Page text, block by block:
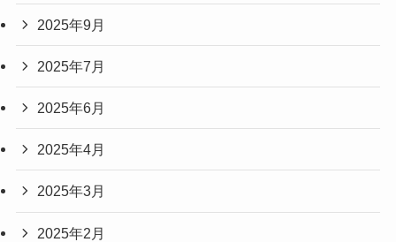
2025年9月
2025年7月
2025年6月
2025年4月
2025年3月
2025年2月